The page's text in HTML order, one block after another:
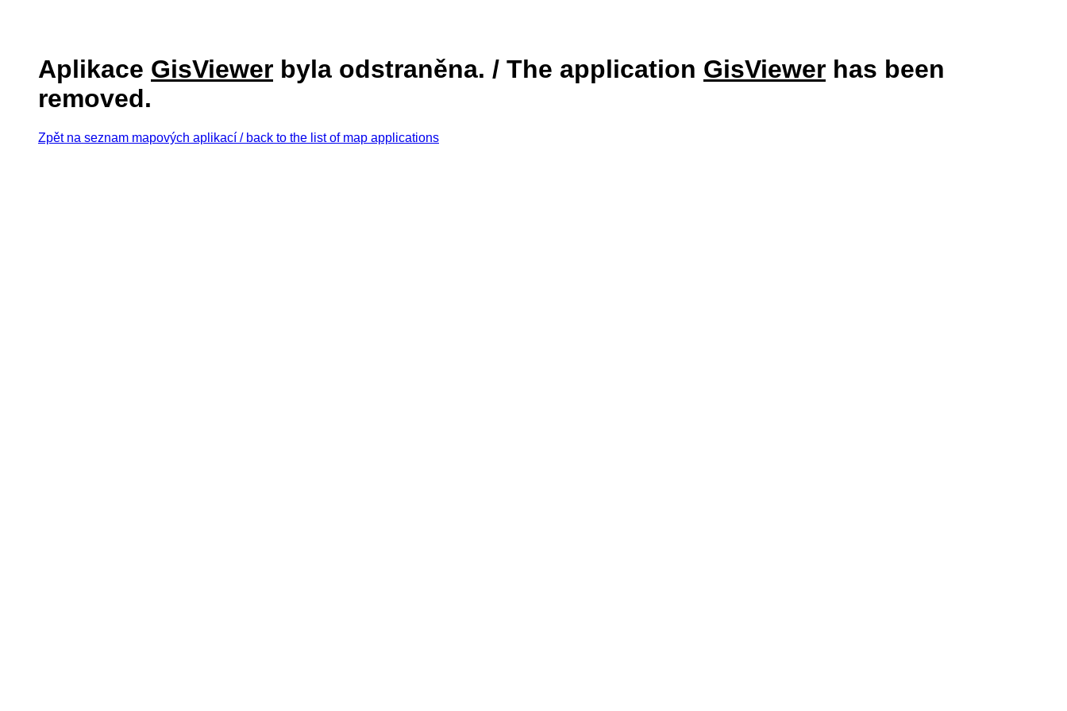
Aplikace GisViewer byla odstraněna. / The application GisViewer has been
removed.
Zpět na seznam mapových aplikací / back to the list of map applications